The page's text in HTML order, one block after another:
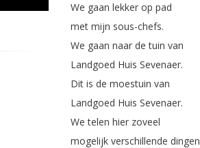
We gaan lekker op pad
met mijn sous-chefs.
We gaan naar de tuin van
Landgoed Huis Sevenaer.
Dit is de moestuin van
Landgoed Huis Sevenaer.
We telen hier zoveel
mogelijk verschillende dingen